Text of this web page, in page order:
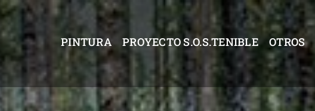
PINTURA PROYECTO S.O.S.TENIBLE OTROS